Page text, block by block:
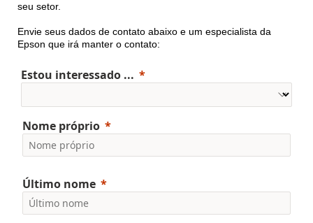
seu setor.
Envie seus dados de contato abaixo e um especialista da
Epson que irá manter o contato:
Estou interessado ...
Nome próprio
Último nome